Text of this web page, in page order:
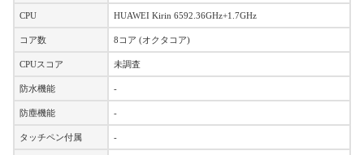
CPU HUAWEI Kirin 6592.36GHz+1.7GHz
コア数 8コア (オクタコア)
CPUスコア 未調査
防水機能 -
防塵機能 -
タッチペン付属 -